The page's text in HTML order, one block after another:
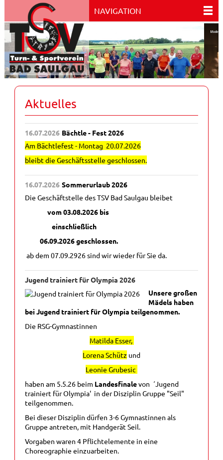
NAVIGATION
Aktuelles
16.07.2026 Bächtle - Fest 2026
Am Bächtlefest - Montag 20.07.2026
bleibt die Geschäftsstelle geschlossen.
16.07.2026 Sommerurlaub 2026
Die Geschäftstelle des TSV Bad Saulgau bleibet
vom 03.08.2026 bis
einschließlich
06.09.2026 geschlossen.
ab dem 07.09.2926 sind wir wieder für Sie da.
Jugend trainiert für Olympia 2026
Unsere großen
Mädels haben
bei Jugend trainiert für Olympia teilgenommen.
Die RSG-Gymnastinnen
Matilda Esser,
Lorena Schütz und
Leonie Grubesic
haben am 5.5.26 beim Landesfinalevon ´Jugend
trainiert für Olympia' in der Disziplin Gruppe "Seil"
teilgenommen.
Bei dieser Disziplin dürfen 3-6 Gymnastinnen als
Gruppe antreten, mit Handgerät Seil.
Vorgaben waren 4 Pflichtelemente in eine
Choreographie einzuarbeiten.